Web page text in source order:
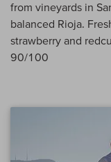
from vineyards in
balanced Rioja.
strawberry and
90/100